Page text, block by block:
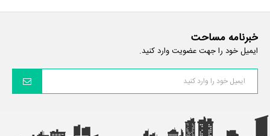
خبرنامه مساحت
ایمیل خود را جهت عضویت وارد کنید.